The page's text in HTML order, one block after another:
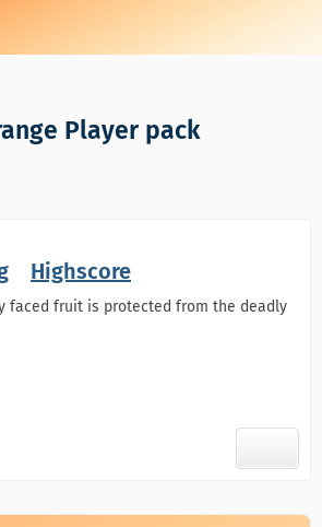
Player pack
Highscore
faced fruit is protected from the deadly